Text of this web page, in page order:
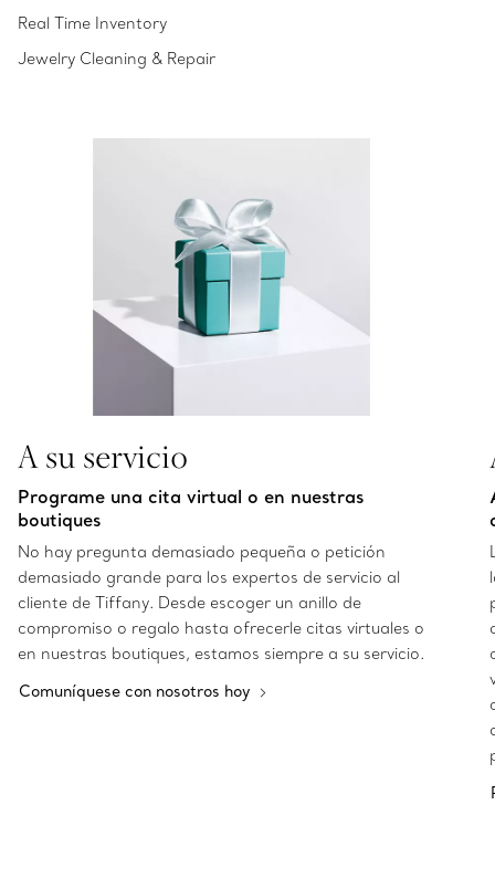
Real Time Inventory
Jewelry Cleaning & Repair
A su servicio
Programe una cita virtual o en nuestras
boutiques
No hay pregunta demasiado pequeña o petición
demasiado grande para los expertos de servicio al
cliente de Tiffany. Desde escoger un anillo de
compromiso o regalo hasta ofrecerle citas virtuales o
en nuestras boutiques, estamos siempre a su servicio.
Comuníquese con nosotros hoy